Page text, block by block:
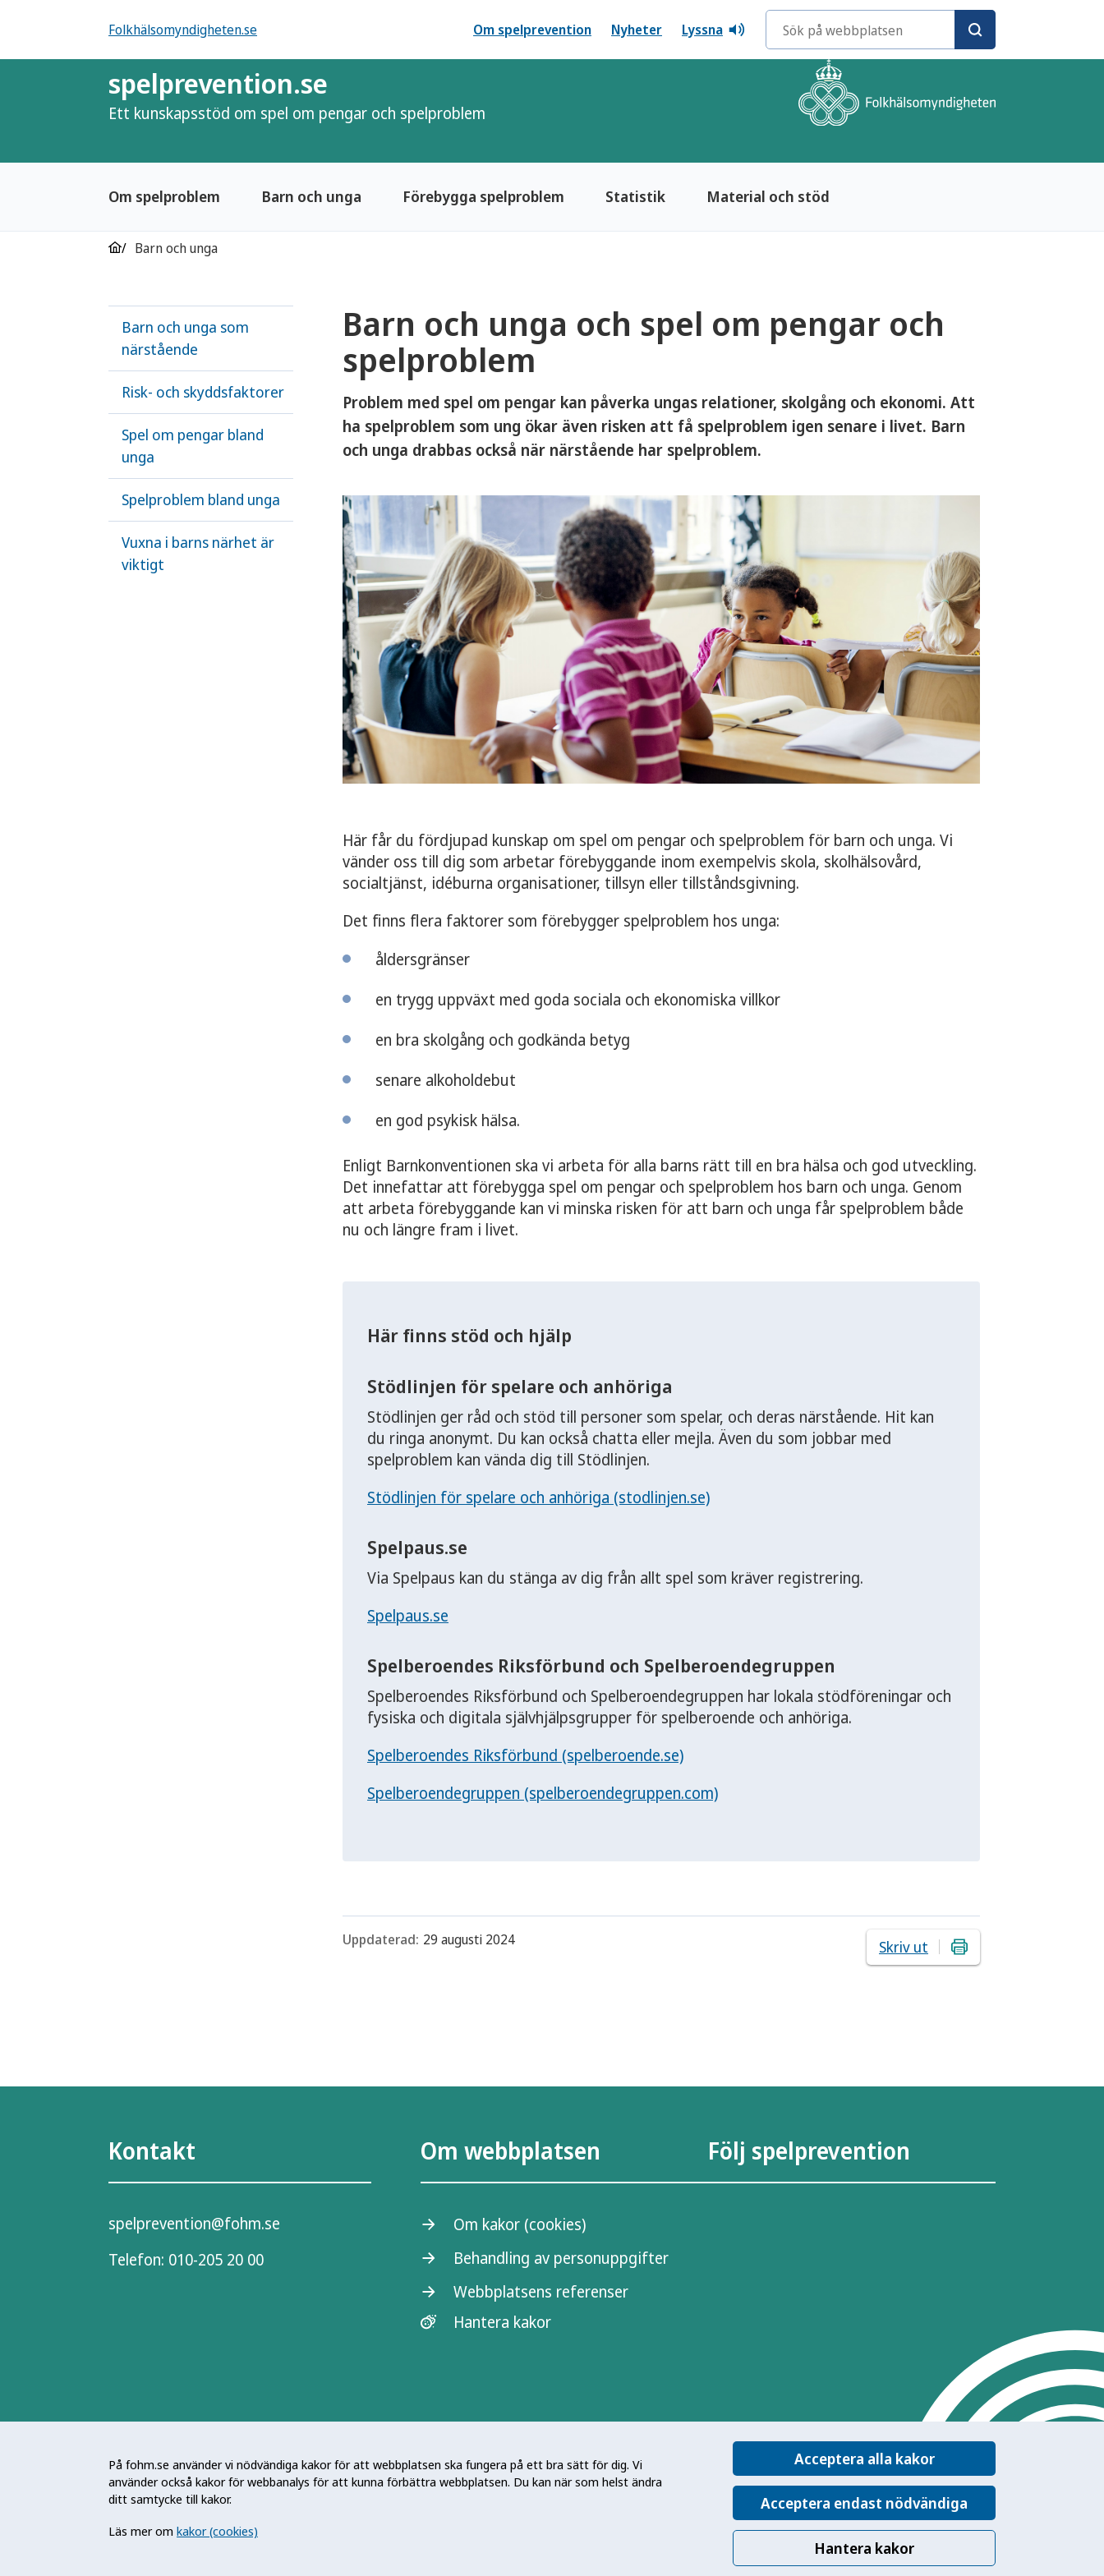
På fohm.se använder vi nödvändiga kakor för att webbplatsen ska fungera på ett bra sätt för dig. Vi
använder också kakor för webbanalys för att kunna förbättra webbplatsen. Du kan när som helst ändra
ditt samtycke till kakor.
Läs mer om kakor (cookies)
Acceptera alla kakor
Acceptera endast nödvändiga
Hantera kakor
Folkhälsomyndigheten.se Om spelprevention Nyheter Lyssna
spelprevention.se
Ett kunskapsstöd om spel om pengar och spelproblem
Om spelproblem Barn och unga Förebygga spelproblem Statistik Material och stöd
Barn och unga
Barn och unga som
närstående
Risk- och skyddsfaktorer
Spel om pengar bland
unga
Spelproblem bland unga
Vuxna i barns närhet är
viktigt
Barn och unga och spel om pengar och
spelproblem
Problem med spel om pengar kan påverka ungas relationer, skolgång och ekonomi. Att
ha spelproblem som ung ökar även risken att få spelproblem igen senare i livet. Barn
och unga drabbas också när närstående har spelproblem.
Här får du fördjupad kunskap om spel om pengar och spelproblem för barn och unga. Vi
vänder oss till dig som arbetar förebyggande inom exempelvis skola, skolhälsovård,
socialtjänst, idéburna organisationer, tillsyn eller tillståndsgivning.
Det finns flera faktorer som förebygger spelproblem hos unga:
åldersgränser
en trygg uppväxt med goda sociala och ekonomiska villkor
en bra skolgång och godkända betyg
senare alkoholdebut
en god psykisk hälsa.
Enligt Barnkonventionen ska vi arbeta för alla barns rätt till en bra hälsa och god utveckling.
Det innefattar att förebygga spel om pengar och spelproblem hos barn och unga. Genom
att arbeta förebyggande kan vi minska risken för att barn och unga får spelproblem både
nu och längre fram i livet.
Här finns stöd och hjälp
Stödlinjen för spelare och anhöriga
Stödlinjen ger råd och stöd till personer som spelar, och deras närstående. Hit kan
du ringa anonymt. Du kan också chatta eller mejla. Även du som jobbar med
spelproblem kan vända dig till Stödlinjen.
Stödlinjen för spelare och anhöriga (stodlinjen.se)
Spelpaus.se
Via Spelpaus kan du stänga av dig från allt spel som kräver registrering.
Spelpaus.se
Spelberoendes Riksförbund och Spelberoendegruppen
Spelberoendes Riksförbund och Spelberoendegruppen har lokala stödföreningar och
fysiska och digitala självhjälpsgrupper för spelberoende och anhöriga.
Spelberoendes Riksförbund (spelberoende.se)
Spelberoendegruppen (spelberoendegruppen.com)
Uppdaterad: 29 augusti 2024 Skriv ut
Kontakt
spelprevention@fohm.se
Telefon: 010-205 20 00
Om webbplatsen
Om kakor (cookies)
Behandling av personuppgifter
Webbplatsens referenser
Hantera kakor
Följ spelprevention
för en bättre folkhälsa. Det gör myndigheten genom att utveckla och
stödja samhällets arbete med att främja hälsa, förebygga ohälsa och
skydda mot hälsohot. Vår vision är en folkhälsa som stärker samhällets